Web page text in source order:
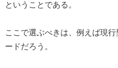
ということである。
ここで選ぶべきは、例えば現
ードだろう。